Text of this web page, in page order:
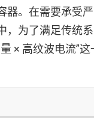
器。在需要承受
，为了满足传统
× 高纹波电流”这